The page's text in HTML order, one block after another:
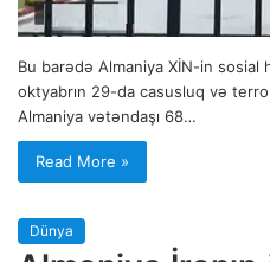
Bu barədə Almaniya XİN-in sosial
oktyabrın 29-da casusluq və
Almaniya vətəndaşı 68…
Read More »
Dünya